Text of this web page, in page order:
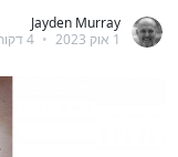
Jayden Murray
1 אוק 2023
•